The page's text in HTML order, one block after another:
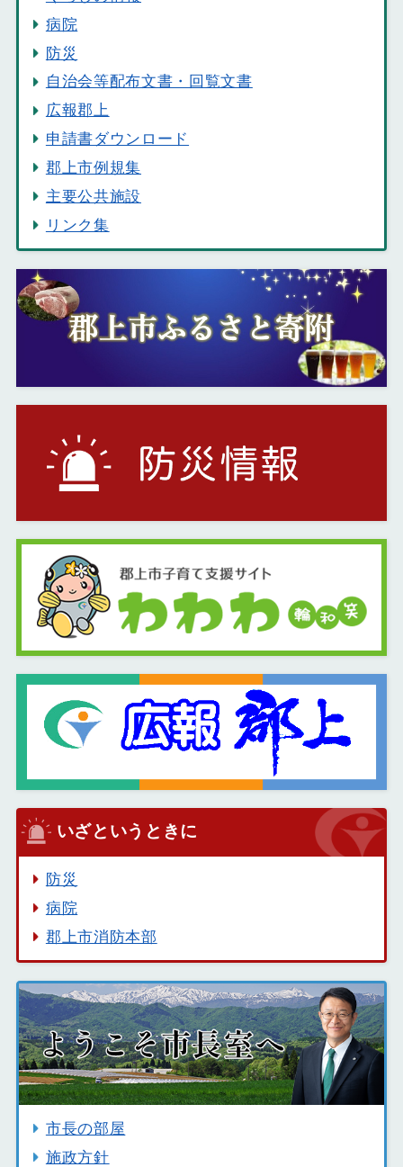
病院
防災
自治会等配布文書・回覧文書
広報郡上
申請書ダウンロード
郡上市例規集
主要公共施設
リンク集
いざというときに
防災
病院
郡上市消防本部
市長の部屋
施政方針